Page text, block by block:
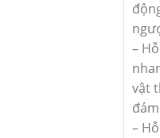
–
vật
–